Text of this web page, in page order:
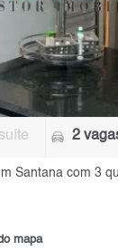
2
Santana com 3
mapa